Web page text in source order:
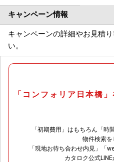
キャンペーン情報
キャンペーンの詳細やお見積
い。
「コンフォリア日本橋
「初期費用」はもちろん「時
物件検索を
「現地お待ち合わせ内見」「
カタロク公式LINE